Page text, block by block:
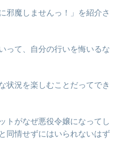
邪魔しませんっ！」を紹介さ
って、自分の行いを悔いるな
状況を楽しむことだってでき
トがなぜ悪役令嬢になってし
同情せずにはいられないはず